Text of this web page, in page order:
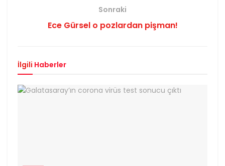
Sonraki
Ece Gürsel o pozlardan pişman!
İlgili Haberler